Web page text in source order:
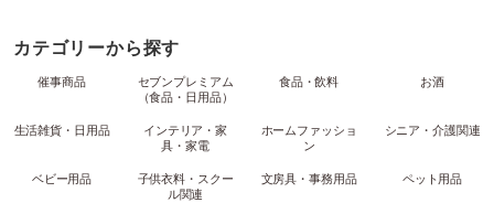
カテゴリーから探す
催事商品
セブンプレミアム
（食品・日用品）
食品・飲料 お酒
生活雑貨・日用品
インテリア・家
具・家電
ホームファッショ
ン
シニア・介護関連
ベビー用品
子供衣料・スクー
ル関連
文房具・事務用品 ペット用品